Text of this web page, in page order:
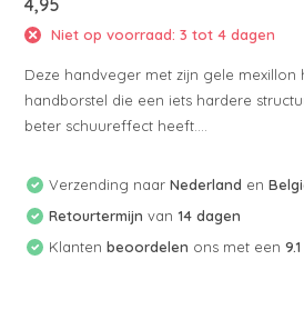
4,95
Niet op voorraad: 3 tot 4 dagen
Deze handveger met zijn gele mexillon
handborstel die een iets hardere
beter schuureffect heeft....
Verzending naarNederland en
Retourtermijn van 14 dagen
Klantenbeoordelen ons met een9.1